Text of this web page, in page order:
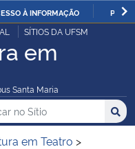
À INFORMAÇÃO
SÍTIOS DA UFSM
em
Santa Maria
no no Sítio
em Teatro >